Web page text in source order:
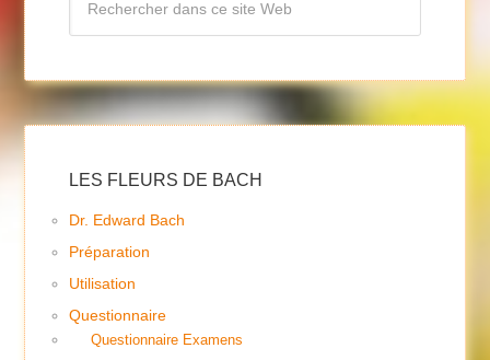
LES FLEURS DE BACH
Dr. Edward Bach
Préparation
Utilisation
Questionnaire
Questionnaire Examens